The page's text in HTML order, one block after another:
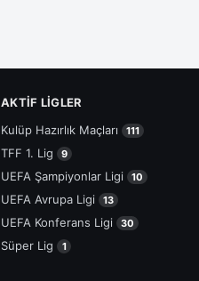
AKTIF LIGLER
Kulüp Hazırlık Maçları
111
TFF 1. Lig 9
UEFA Şampiyonlar Ligi 10
UEFA Avrupa Ligi 13
UEFA Konferans Ligi 30
Süper Lig 1